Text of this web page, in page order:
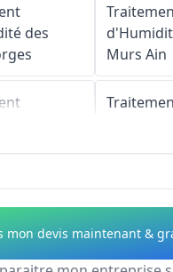
des
des
Murs Ain
Murs
mon devis maintenant &